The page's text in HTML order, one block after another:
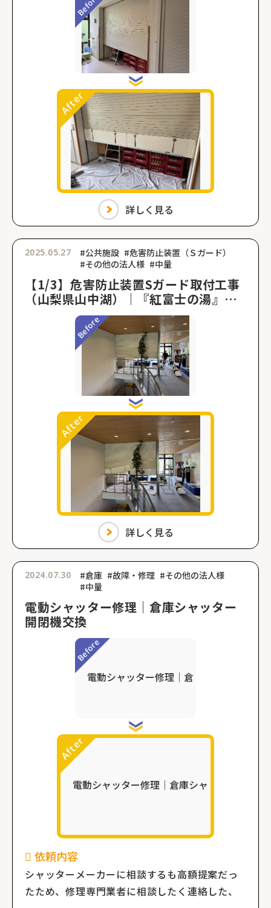
詳しく見る
2025.05.27 #公共施設 #危害防止装置（Ｓガード）
#その他の法人様 #中量
【1/3】危害防止装置Sガード取付工事
（山梨県山中湖）｜『紅富士の湯』危
害防止装置取り付け
詳しく見る
2024.07.30 #倉庫 #故障・修理 #その他の法人様
#中量
電動シャッター修理｜倉庫シャッター
開閉機交換
依頼内容
シャッターメーカーに相談するも高額提案だっ
たため、修理専門業者に相談したく連絡した、